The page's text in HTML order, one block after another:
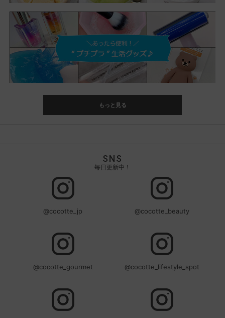
もっと見る
SNS
毎日更新中！
@cocotte_jp @cocotte_beauty
@cocotte_gourmet @cocotte_lifestyle_spot